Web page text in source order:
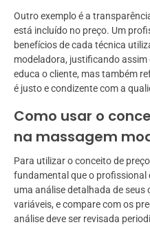
Outro exemplo é a
está incluído no preço. Um
benefícios de cada técnica
modeladora, justificando
educa o cliente, mas também
é justo e condizente com a
Como usar o
na massagem
Para utilizar o conceito de
fundamental que o profissional
uma análise detalhada de
variáveis, e compare com os
análise deve ser revisada